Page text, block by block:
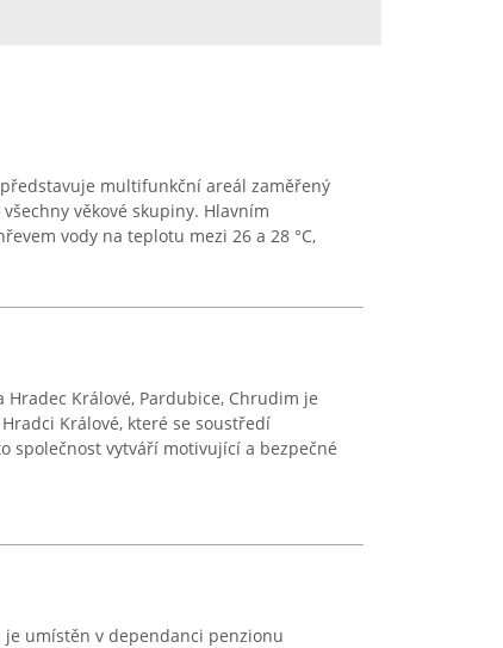
multifunkční areál zaměřený
věkové skupiny. Hlavním
vody na teplotu mezi 26 a 28 °C,
Hradec Králové, Pardubice, Chrudim je
Králové, které se soustředí
společnost vytváří motivující a bezpečné
je umístěn v dependanci penzionu